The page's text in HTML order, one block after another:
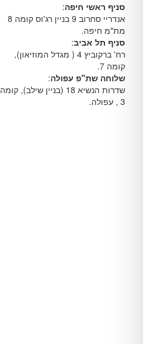
סניף ראשי חיפה:
אנדריי סחרוב 9 בניין רג'וס קומה 8
מת"מ חיפה.
סניף תל אביב:
רח' ברקוביץ 4 ( מגדל המוזיאון),
קומה 7.
שלוחה שת"פ עפולה:
שדרות הנשיא 18 (בניין שילב), קומה
3 , עפולה.